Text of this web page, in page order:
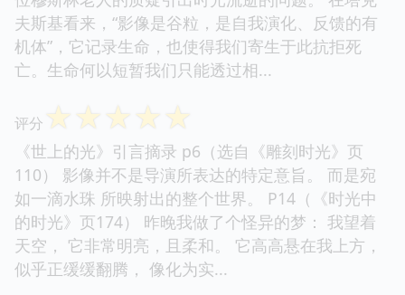
夫斯基看来，“影像是谷粒，是自我演化、反馈的有
机体”，它记录生命，也使得我们寄生于此抗拒死
亡。生命何以短暂我们只能透过相...
评分 ☆☆☆☆☆
《世上的光》引言摘录 p6（选自《雕刻时光》页
110） 影像并不是导演所表达的特定意旨。 而是宛
如一滴水珠 所映射出的整个世界。 P14（《时光中
的时光》页174） 昨晚我做了个怪异的梦： 我望着
天空， 它非常明亮，且柔和。 它高高悬在我上方，
似乎正缓缓翻腾， 像化为实...